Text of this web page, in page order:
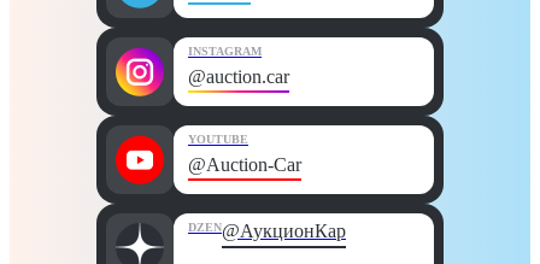
INSTAGRAM
@auction.car
YOUTUBE
@Auction-Car
DZEN@АукционКар